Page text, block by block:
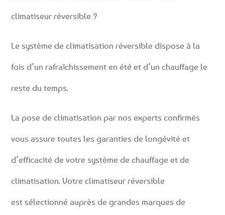
climatiseur réversible ?
Le système de climatisation réversible dispose à la
fois d’un rafraîchissement en été et d’un chauffage le
reste du temps.
La pose de climatisation par nos experts confirmés
vous assure toutes les garanties de longévité et
d’efficacité de votre système de chauffage et de
climatisation. Votre climatiseur réversible
est sélectionné auprès de grandes marques de